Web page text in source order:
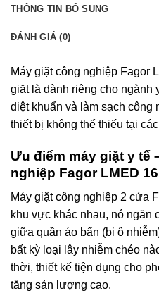
THÔNG TIN BỔ SUNG
ĐÁNH GIÁ (0)
Máy giặt công nghiệp Fagor
giặt là dành riêng cho ngành
diệt khuẩn và làm sạch công
thiết bị không thể thiếu tại
Ưu điểm máy giặt y tế
nghiệp Fagor LMED
Máy giặt công nghiệp 2 cửa
khu vực khác nhau, nó ngăn
giữa quần áo bẩn (bị ô
bất kỳ loại lây nhiễm chéo
thời, thiết kế tiện dụng cho
tăng sản lượng cao.